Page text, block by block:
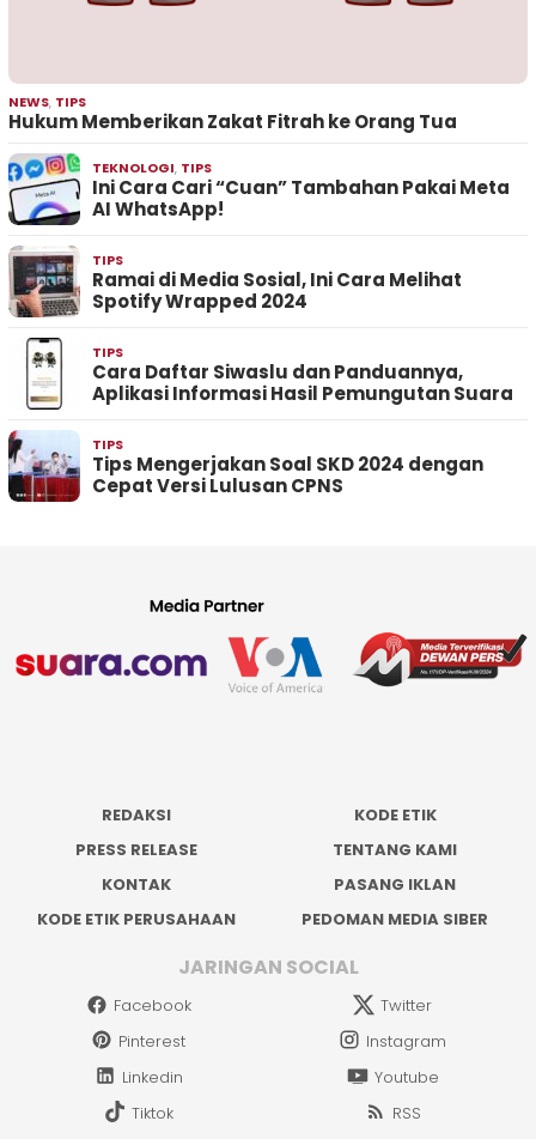
NEWS, TIPS
Hukum Memberikan Zakat Fitrah ke Orang Tua
TEKNOLOGI, TIPS
Ini Cara Cari “Cuan” Tambahan Pakai Meta
AI WhatsApp!
TIPS
Ramai di Media Sosial, Ini Cara Melihat
Spotify Wrapped 2024
TIPS
Cara Daftar Siwaslu dan Panduannya,
Aplikasi Informasi Hasil Pemungutan Suara
TIPS
Tips Mengerjakan Soal SKD 2024 dengan
Cepat Versi Lulusan CPNS
REDAKSI
KODE ETIK
PRESS RELEASE
TENTANG KAMI
KONTAK
PASANG IKLAN
KODE ETIK PERUSAHAAN
PEDOMAN MEDIA SIBER
JARINGAN SOCIAL
Facebook
Twitter
Pinterest
Instagram
Linkedin
Youtube
Tiktok
RSS